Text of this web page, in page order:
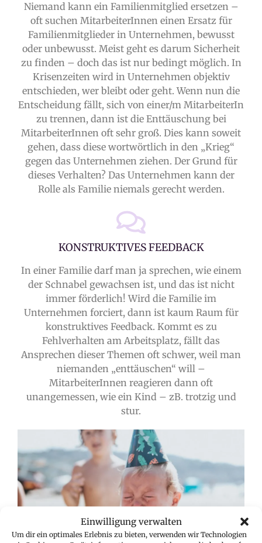
Einwilligung verwalten
Um dir ein optimales Erlebnis zu bieten, verwenden wir Technologien
Niemand kann ein Familienmitglied ersetzen –
oft suchen MitarbeiterInnen einen Ersatz für
Familienmitglieder in Unternehmen, bewusst
oder unbewusst. Meist geht es darum Sicherheit
zu finden – doch das ist nur bedingt möglich. In
Krisenzeiten wird in Unternehmen objektiv
entschieden, wer bleibt oder geht. Wenn nun die
Entscheidung fällt, sich von einer/m MitarbeiterIn
zu trennen, dann ist die Enttäuschung bei
MitarbeiterInnen oft sehr groß. Dies kann soweit
gehen, dass diese wortwörtlich in den „Krieg“
gegen das Unternehmen ziehen. Der Grund für
dieses Verhalten? Das Unternehmen kann der
Rolle als Familie niemals gerecht werden.
KONSTRUKTIVES FEEDBACK
In einer Familie darf man ja sprechen, wie einem
der Schnabel gewachsen ist, und das ist nicht
immer förderlich! Wird die Familie im
Unternehmen forciert, dann ist kaum Raum für
konstruktives Feedback. Kommt es zu
Fehlverhalten am Arbeitsplatz, fällt das
Ansprechen dieser Themen oft schwer, weil man
niemanden „enttäuschen“ will –
MitarbeiterInnen reagieren dann oft
unangemessen, wie ein Kind – zB. trotzig und
stur.